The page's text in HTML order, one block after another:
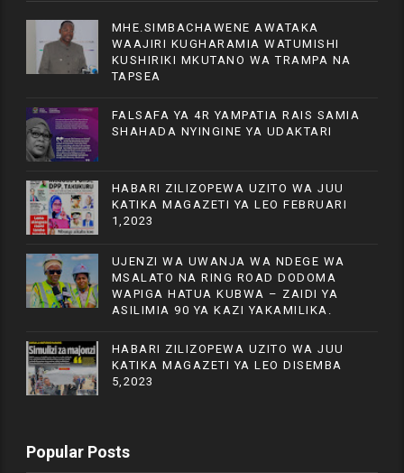
MHE.SIMBACHAWENE AWATAKA
WAAJIRI KUGHARAMIA WATUMISHI
KUSHIRIKI MKUTANO WA TRAMPA NA
TAPSEA
FALSAFA YA 4R YAMPATIA RAIS SAMIA
SHAHADA NYINGINE YA UDAKTARI
HABARI ZILIZOPEWA UZITO WA JUU
KATIKA MAGAZETI YA LEO FEBRUARI
1,2023
UJENZI WA UWANJA WA NDEGE WA
MSALATO NA RING ROAD DODOMA
WAPIGA HATUA KUBWA – ZAIDI YA
ASILIMIA 90 YA KAZI YAKAMILIKA.
HABARI ZILIZOPEWA UZITO WA JUU
KATIKA MAGAZETI YA LEO DISEMBA
5,2023
Popular Posts